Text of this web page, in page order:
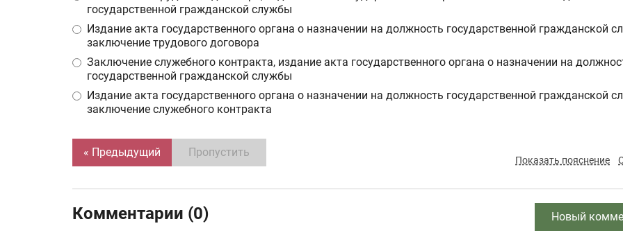
государственной гражданской службы
Издание акта государственного органа о назначении на должность государственной гражданской
заключение трудового договора
Заключение служебного контракта, издание акта государственного органа о назначении на
государственной гражданской службы
Издание акта государственного органа о назначении на должность государственной гражданской
заключение служебного контракта
« Предыдущий Пропустить
Показать пояснение
Комментарии (0) Новый